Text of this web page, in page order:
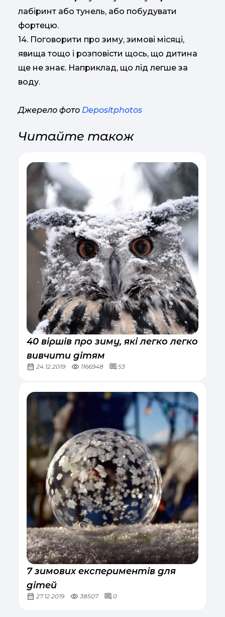
лабіринт або тунель, або побудувати
фортецю.
14. Поговорити про зиму, зимові місяці,
явища тощо і розповісти щось, що дитина
ще не знає. Наприклад, що лід легше за
воду.
Джерело фото Depositphotos
Читайте також
40 віршів про зиму, які легко легко
вивчити дітям
24.12.2019 1166948 53
7 зимових експериментів для
дітей
27.12.2019 38507 0